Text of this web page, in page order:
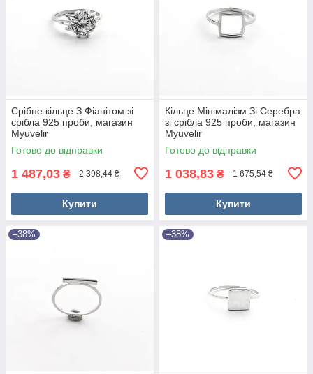
Срібне кільце З Фіанітом зі
срібла 925 проби, магазин
Myuvelir
Готово до відправки
1 487,03 ₴ 2 398,44 ₴
Купити
Кільце Мінімалізм Зі Серебра
зі срібла 925 проби, магазин
Myuvelir
Готово до відправки
1 038,83 ₴ 1 675,54 ₴
Купити
–38% –38%